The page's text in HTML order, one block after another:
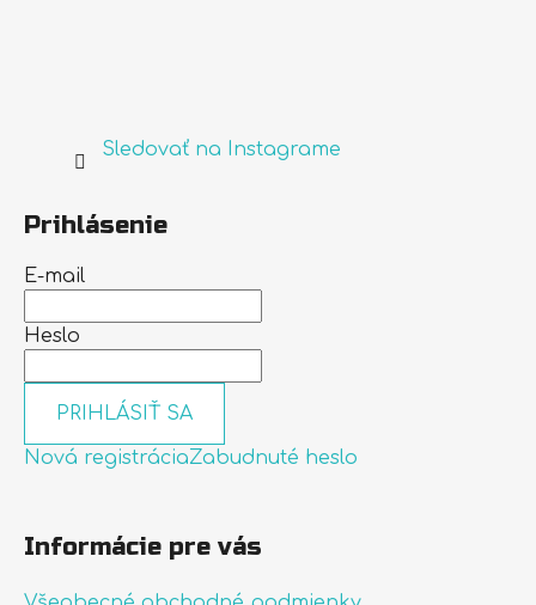
Sledovať na Instagrame
Prihlásenie
E-mail
Heslo
PRIHLÁSIŤ SA
Nová registráciaZabudnuté heslo
Informácie pre vás